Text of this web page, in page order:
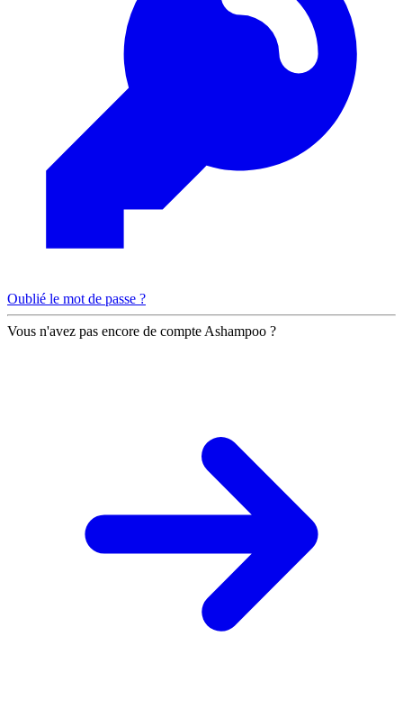
Oublié le mot de passe ?
Vous n'avez pas encore de compte Ashampoo ?